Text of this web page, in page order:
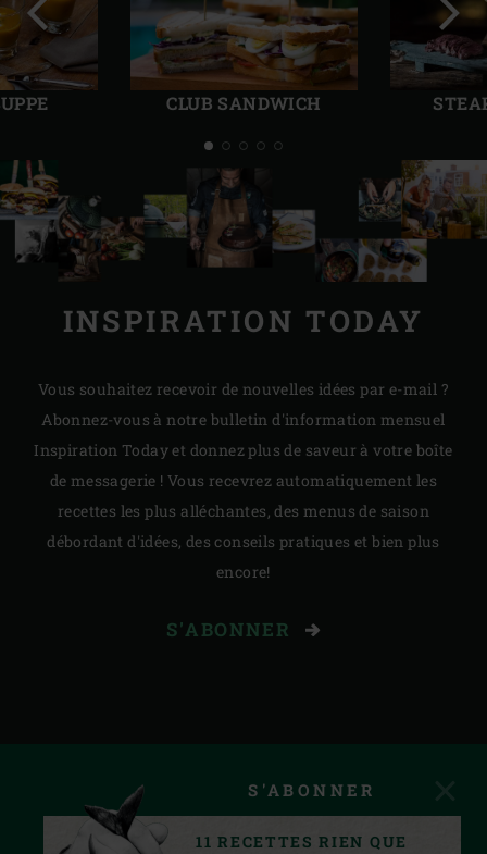
CLUB SANDWICH
Diapo
précédente
INSPIRATION TODAY
Vous souhaitez recevoir de nouvelles idées par e-mail ?
Abonnez-vous à notre bulletin d'information mensuel
Inspiration Today et donnez plus de saveur à votre boîte
de messagerie ! Vous recevrez automatiquement les
recettes les plus alléchantes, des menus de saison
débordant d'idées, des conseils pratiques et bien plus
encore!
S'ABONNER
S'ABONNER
11 RECETTES RIEN QUE